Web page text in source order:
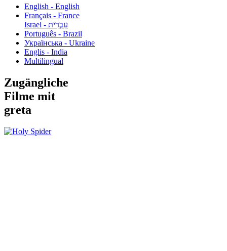
English - English
Français - France
עִבְרִית - Israel
Português - Brazil
Українська - Ukraine
Englis - India
Multilingual
Zugängliche
Filme mit
greta